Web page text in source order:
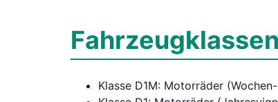
Fahrzeugklassen
Klasse D1M: Motorräder